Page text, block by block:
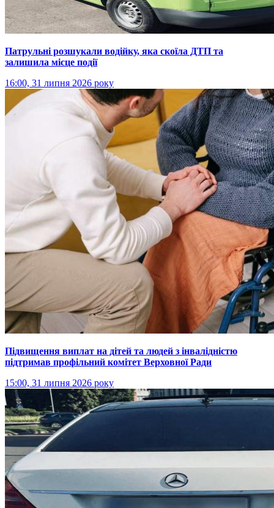
Патрульні розшукали водійку, яка скоїла ДТП та
залишила місце події
16:00, 31 липня 2026 року
Підвищення виплат на дітей та людей з інвалідністю
підтримав профільний комітет Верховної Ради
15:00, 31 липня 2026 року